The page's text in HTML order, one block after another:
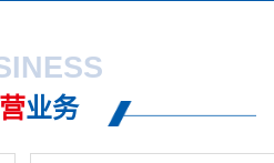
业务